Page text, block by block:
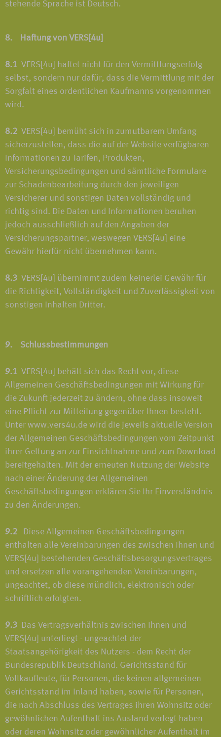
stehende Sprache ist Deutsch.
8. Haftung von VERS[4u]
8.1 VERS[4u] haftet nicht für den Vermittlungserfolg
selbst, sondern nur dafür, dass die Vermittlung mit der
Sorgfalt eines ordentlichen Kaufmanns vorgenommen
wird.
8.2 VERS[4u] bemüht sich in zumutbarem Umfang
sicherzustellen, dass die auf der Website verfügbaren
Informationen zu Tarifen, Produkten,
Versicherungsbedingungen und sämtliche Formulare
zur Schadenbearbeitung durch den jeweiligen
Versicherer und sonstigen Daten vollständig und
richtig sind. Die Daten und Informationen beruhen
jedoch ausschließlich auf den Angaben der
Versicherungspartner, weswegen VERS[4u] eine
Gewähr hierfür nicht übernehmen kann.
8.3 VERS[4u] übernimmt zudem keinerlei Gewähr für
die Richtigkeit, Vollständigkeit und Zuverlässigkeit von
sonstigen Inhalten Dritter.
9. Schlussbestimmungen
9.1 VERS[4u] behält sich das Recht vor, diese
Allgemeinen Geschäftsbedingungen mit Wirkung für
die Zukunft jederzeit zu ändern, ohne dass insoweit
eine Pflicht zur Mitteilung gegenüber Ihnen besteht.
Unter www.vers4u.de wird die jeweils aktuelle Version
der Allgemeinen Geschäftsbedingungen vom Zeitpunkt
ihrer Geltung an zur Einsichtnahme und zum Download
bereitgehalten. Mit der erneuten Nutzung der Website
nach einer Änderung der Allgemeinen
Geschäftsbedingungen erklären Sie Ihr Einverständnis
zu den Änderungen.
9.2 Diese Allgemeinen Geschäftsbedingungen
enthalten alle Vereinbarungen des zwischen Ihnen und
VERS[4u] bestehenden Geschäftsbesorgungsvertrages
und ersetzen alle vorangehenden Vereinbarungen,
ungeachtet, ob diese mündlich, elektronisch oder
schriftlich erfolgten.
9.3 Das Vertragsverhältnis zwischen Ihnen und
VERS[4u] unterliegt - ungeachtet der
Staatsangehörigkeit des Nutzers - dem Recht der
Bundesrepublik Deutschland. Gerichtsstand für
Vollkaufleute, für Personen, die keinen allgemeinen
Gerichtsstand im Inland haben, sowie für Personen,
die nach Abschluss des Vertrages ihren Wohnsitz oder
gewöhnlichen Aufenthalt ins Ausland verlegt haben
oder deren Wohnsitz oder gewöhnlicher Aufenthalt im